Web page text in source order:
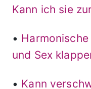
Kann ich sie
• Harmonische
und Sex
• Kann